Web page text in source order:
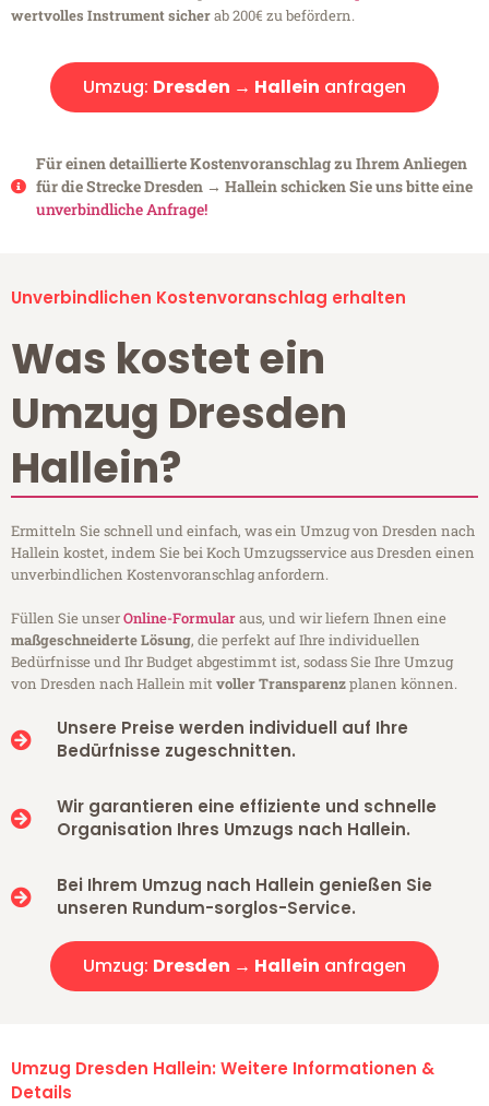
wertvolles Instrument sicherab 200€ zu befördern.
Umzug: Dresden → Hallein anfragen
Für einen detaillierte Kostenvoranschlag zu Ihrem Anliegen
für die Strecke Dresden → Hallein schicken Sie uns bitte eine
unverbindliche Anfrage!
Unverbindlichen Kostenvoranschlag erhalten
Was kostet ein
Umzug Dresden
Hallein?
Ermitteln Sie schnell und einfach, was ein Umzug von Dresden nach
Hallein kostet, indem Sie bei Koch Umzugsservice aus Dresden einen
unverbindlichen Kostenvoranschlag anfordern.
Füllen Sie unserOnline-Formularaus, und wir liefern Ihnen eine
maßgeschneiderte Lösung, die perfekt auf Ihre individuellen
Bedürfnisse und Ihr Budget abgestimmt ist, sodass Sie Ihre Umzug
von Dresden nach Hallein mitvoller Transparenzplanen können.
Unsere Preise werden individuell auf Ihre
Bedürfnisse zugeschnitten.
Wir garantieren eine effiziente und schnelle
Organisation Ihres Umzugs nach Hallein.
Bei Ihrem Umzug nach Hallein genießen Sie
unseren Rundum-sorglos-Service.
Umzug: Dresden → Hallein anfragen
Umzug Dresden Hallein: Weitere Informationen &
Details